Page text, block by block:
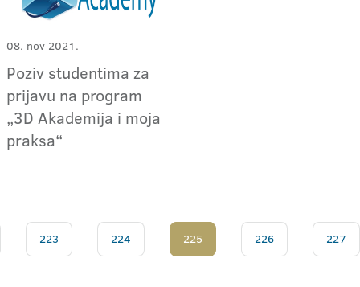
08. nov 2021.
Poziv studentima za
prijavu na program
„3D Akademija i moja
praksa“
223 224 225 226 227